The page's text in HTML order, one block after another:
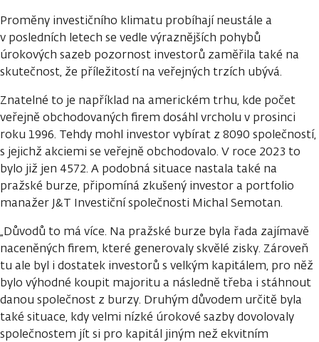
Proměny investičního klimatu probíhají neustále a
v posledních letech se vedle výraznějších pohybů
úrokových sazeb pozornost investorů zaměřila také na
skutečnost, že příležitostí na veřejných trzích ubývá.
Znatelné to je například na americkém trhu, kde počet
veřejně obchodovaných firem dosáhl vrcholu v prosinci
roku 1996. Tehdy mohl investor vybírat z 8090 společností,
s jejichž akciemi se veřejně obchodovalo. V roce 2023 to
bylo již jen 4572. A podobná situace nastala také na
pražské burze, připomíná zkušený investor a portfolio
manažer J&T Investiční společnosti Michal Semotan.
„Důvodů to má více. Na pražské burze byla řada zajímavě
naceněných firem, které generovaly skvělé zisky. Zároveň
tu ale byl i dostatek investorů s velkým kapitálem, pro něž
bylo výhodné koupit majoritu a následně třeba i stáhnout
danou společnost z burzy. Druhým důvodem určitě byla
také situace, kdy velmi nízké úrokové sazby dovolovaly
společnostem jít si pro kapitál jiným než ekvitním